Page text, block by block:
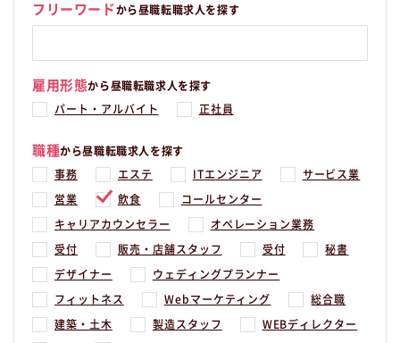
フリーワードから昼職転職求人を探す
雇用形態から昼職転職求人を探す
パート・アルバイト 正社員
職種から昼職転職求人を探す
事務 エステ ITエンジニア サービス業
営業 飲食 コールセンター
キャリアカウンセラー オペレーション業務
受付 販売・店舗スタッフ 受付 秘書
デザイナー ウェディングプランナー
フィットネス Webマーケティング 総合職
建築・土木 製造スタッフ WEBディレクター